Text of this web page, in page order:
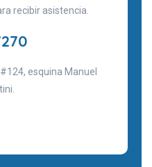
recibir asistencia.
esquina Manuel